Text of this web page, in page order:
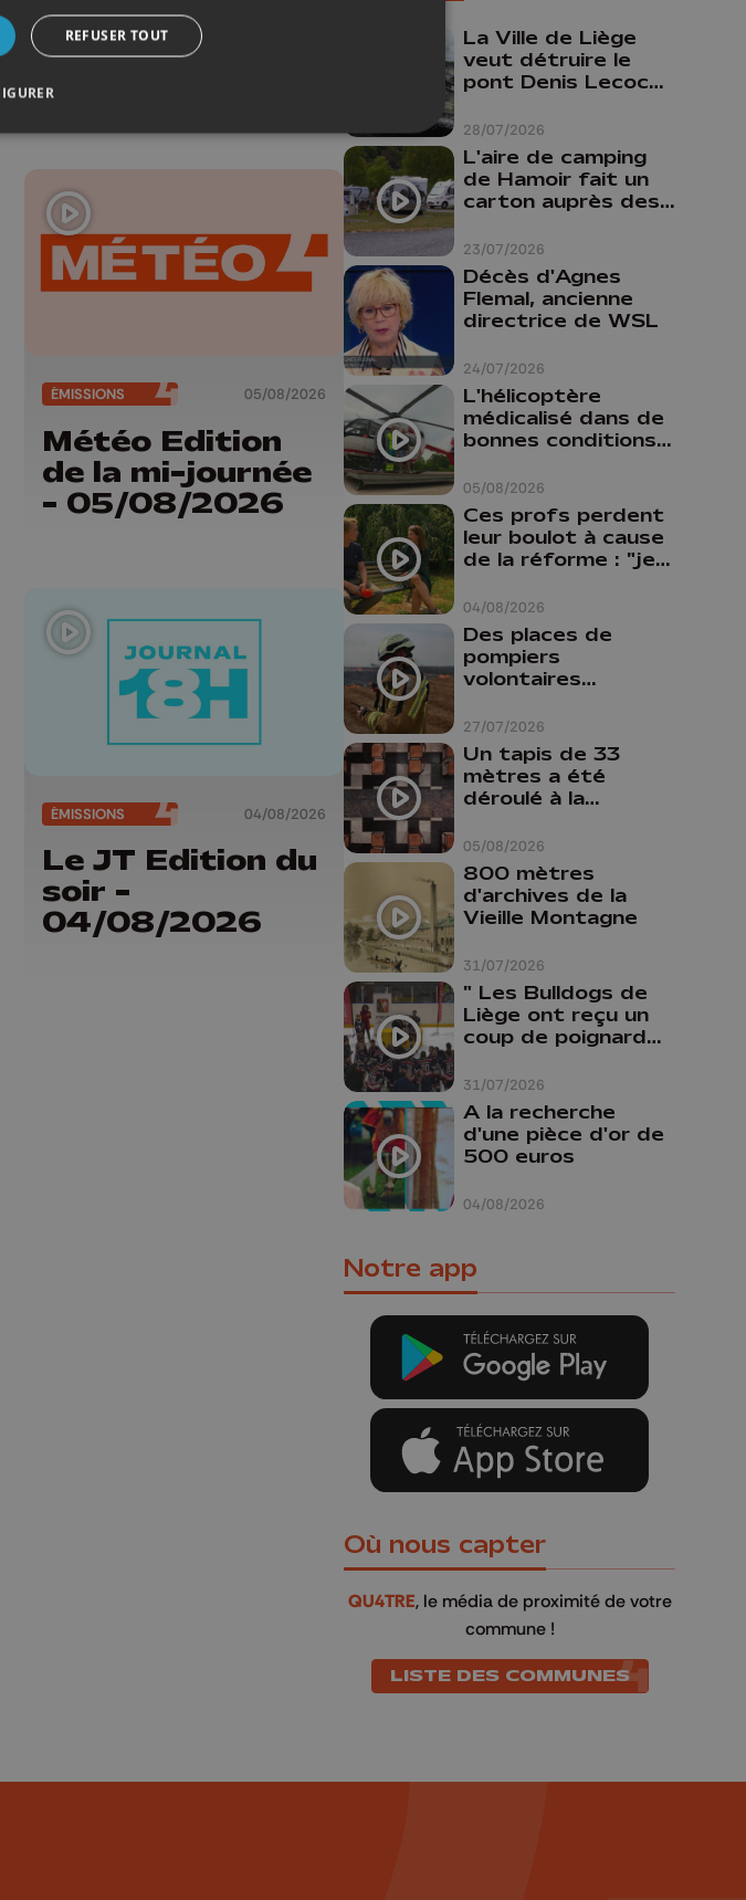
Cut!
ÉMISSIONS 05/08/2026
Météo Edition
de la mi-journée
- 05/08/2026
ÉMISSIONS 04/08/2026
Le JT Edition du
soir -
04/08/2026
28/07/2026
La Ville de Liège
veut détruire le
pont Denis Lecocq
budget pour le
faire
23/07/2026
L'aire de camping
de Hamoir fait un
carton auprès des
24/07/2026
Décès d'Agnes
Flemal, ancienne
directrice de WSL
05/08/2026
L'hélicoptère
médicalisé dans de
bonnes conditions à
04/08/2026
Ces profs perdent
leur boulot à cause
de la réforme : "je
comme prof que
comme
pharmacienne"
27/07/2026
Des places de
pompiers
volontaires
province de Liège :
"Un citoyen qui
n'est formé ne
peut pas nous
aider"
05/08/2026
Un tapis de 33
mètres a été
déroulé à la
Liège
31/07/2026
800 mètres
d'archives de la
Vieille Montagne
31/07/2026
" Les Bulldogs de
Liège ont reçu un
coup de poignard
04/08/2026
A la recherche
d'une pièce d'or de
500 euros
Notre app
Où nous capter
QU4TRE, le média de proximité de votre
commune !
LISTE DES COMMUNES
REFUSER TOUT